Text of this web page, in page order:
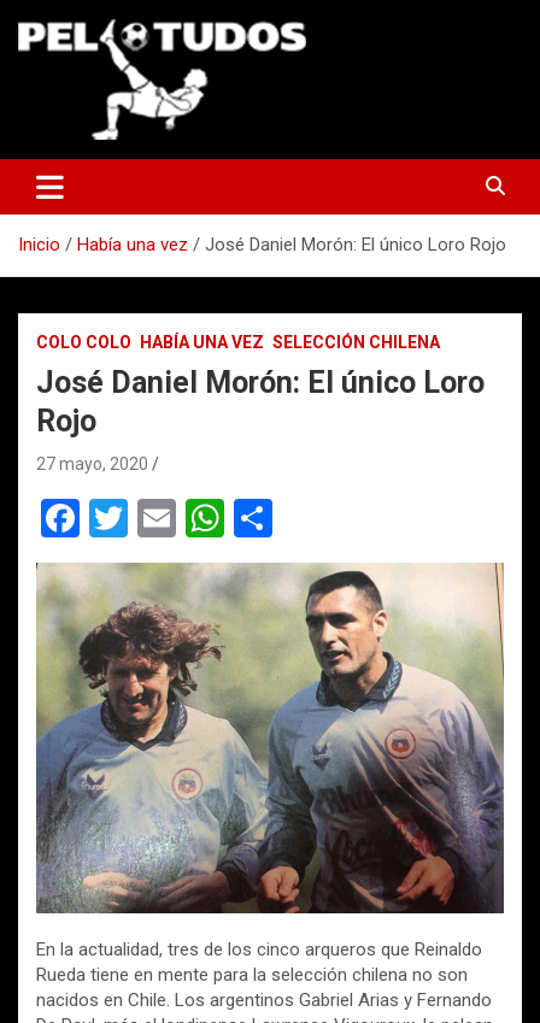
Inicio Había una vez José Daniel Morón: El único Loro Rojo
COLO COLO HABÍA UNA VEZ SELECCIÓN CHILENA
José Daniel Morón: El único Loro
Rojo
27 mayo, 2020
F
a
ce
b
o
o
k
T
wi
tt
er
E
m
ail
W
h
at
s
A
p
p
o
m
p
ar
tir
En la actualidad, tres de los cinco arqueros que Reinaldo
Rueda tiene en mente para la selección chilena no son
nacidos en Chile. Los argentinos Gabriel Arias y Fernando